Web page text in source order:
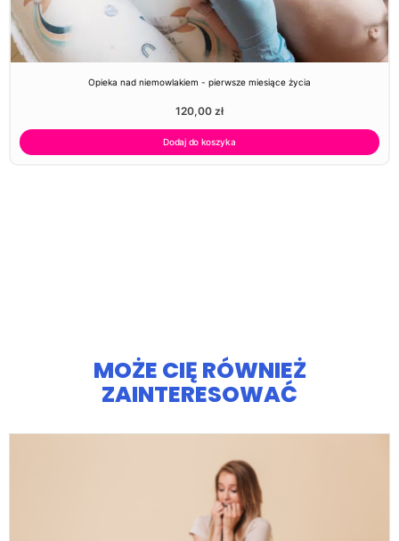
Opieka nad niemowlakiem - pierwsze miesiące życia
120,00 zł
Dodaj do koszyka
MOŻE CIĘ RÓWNIEŻ
ZAINTERESOWAĆ